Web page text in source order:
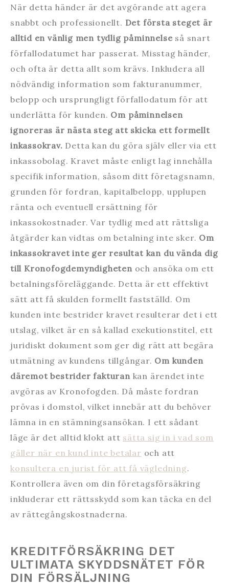
När detta händer är det avgörande att agera
snabbt och professionellt. Det första steget är
alltid en vänlig men tydlig påminnelseså snart
förfallodatumet har passerat. Misstag händer,
och ofta är detta allt som krävs. Inkludera all
nödvändig information som fakturanummer,
belopp och ursprungligt förfallodatum för att
underlätta för kunden. Om påminnelsen
ignoreras är nästa steg att skicka ett formellt
inkassokrav. Detta kan du göra själv eller via ett
inkassobolag. Kravet måste enligt lag innehålla
specifik information, såsom ditt företagsnamn,
grunden för fordran, kapitalbelopp, upplupen
ränta och eventuell ersättning för
inkassokostnader. Var tydlig med att rättsliga
åtgärder kan vidtas om betalning inte sker. Om
inkassokravet inte ger resultat kan du vända dig
till Kronofogdemyndigheten och ansöka om ett
betalningsföreläggande. Detta är ett effektivt
sätt att få skulden formellt fastställd. Om
kunden inte bestrider kravet resulterar det i ett
utslag, vilket är en så kallad exekutionstitel, ett
juridiskt dokument som ger dig rätt att begära
utmätning av kundens tillgångar. Om kunden
däremot bestrider fakturan kan ärendet inte
avgöras av Kronofogden. Då måste fordran
prövas i domstol, vilket innebär att du behöver
lämna in en stämningsansökan. I ett sådant
läge är det alltid klokt att sätta sig in i vad som
gäller när en kund inte betalar och att
konsultera en jurist för att få vägledning.
Kontrollera även om din företagsförsäkring
inkluderar ett rättsskydd som kan täcka en del
av rättegångskostnaderna.
KREDITFÖRSÄKRING DET
ULTIMATA SKYDDSNÄTET FÖR
DIN FÖRSÄLJNING